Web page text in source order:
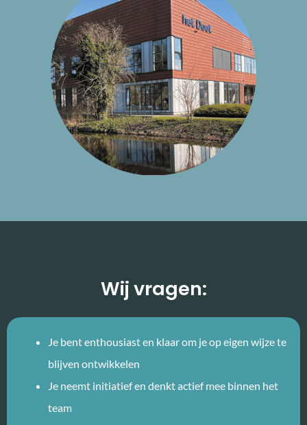
Wij vragen:
Je bent enthousiast en klaar om je op eigen wijze te
blijven ontwikkelen
Je neemt initiatief en denkt actief mee binnen het
team